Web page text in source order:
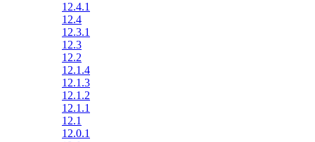
12.4.1
12.4
12.3.1
12.3
12.2
12.1.4
12.1.3
12.1.2
12.1.1
12.1
12.0.1